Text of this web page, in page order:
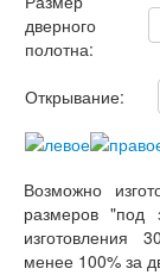
дверного
полотна:
Открывание:
Возможно
размеров "под
изготовления
менее 100% за